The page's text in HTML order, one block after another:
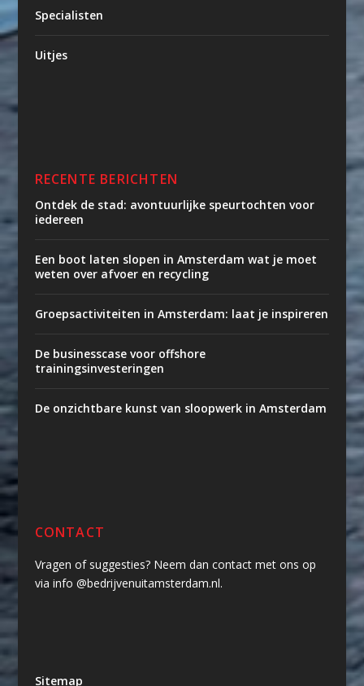
Specialisten
Uitjes
RECENTE BERICHTEN
Ontdek de stad: avontuurlijke speurtochten voor
iedereen
Een boot laten slopen in Amsterdam wat je moet
weten over afvoer en recycling
Groepsactiviteiten in Amsterdam: laat je inspireren
De businesscase voor offshore
trainingsinvesteringen
De onzichtbare kunst van sloopwerk in Amsterdam
CONTACT
Vragen of suggesties? Neem dan contact met ons op
via info @bedrijvenuitamsterdam.nl.
Sitemap